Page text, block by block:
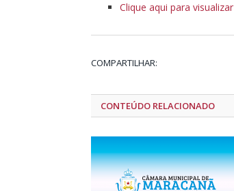
Clique aqui para visualizar
COMPARTILHAR:
CONTEÚDO RELACIONADO